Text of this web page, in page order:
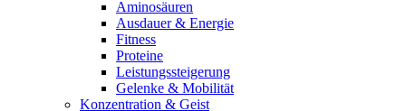
Aminosäuren
Ausdauer & Energie
Fitness
Proteine
Leistungssteigerung
Gelenke & Mobilität
Konzentration & Geist